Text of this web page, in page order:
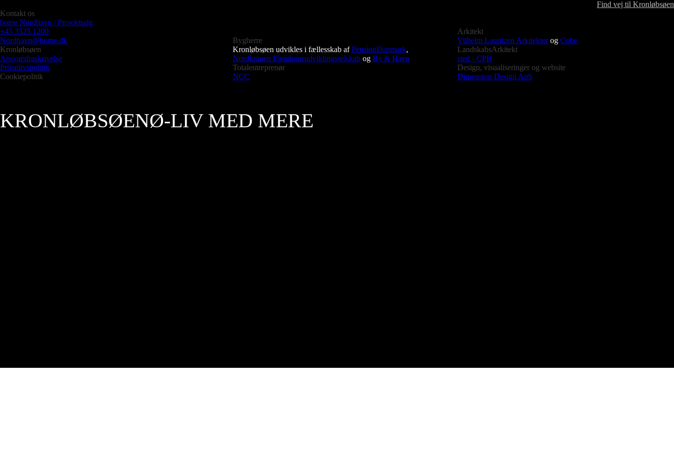
KRONLØBSØENØ-LIV MED MERE
Find vej til Kronløbsøen
Kontakt os
home Nordhavn / Projektsalg
+45 3525 1200
Nordhavn@home.dk
Kronløbsøen
Ansvarsfraskrivelse
Privatlivspolitik
Cookiepolitik
Bygherre
Kronløbsøen udvikles i fællesskab afPensionDanmark,
Nordkranen Ejendomsudviklingsselskabog By & Havn
Totalentreprenør
NCC
Arkitekt
Vilhelm Lauritzen Arkitekterog Cobe
LandskabsArkitekt
sted - CPH
Design, visualiseringer og website
Dimension Design ApS